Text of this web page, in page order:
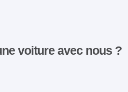
voiture avec nous ?